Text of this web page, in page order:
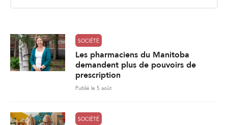
SOCIÉTÉ
Les pharmaciens du Manitoba
demandent plus de pouvoirs de
prescription
Publié le 5 août
SOCIÉTÉ